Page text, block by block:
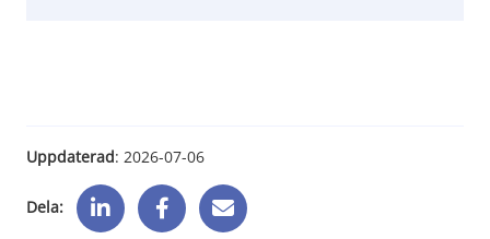
Uppdaterad: 2026-07-06
Dela: